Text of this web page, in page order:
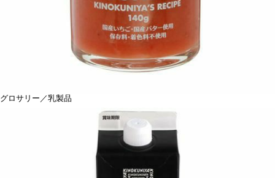
グロサリー／乳製品